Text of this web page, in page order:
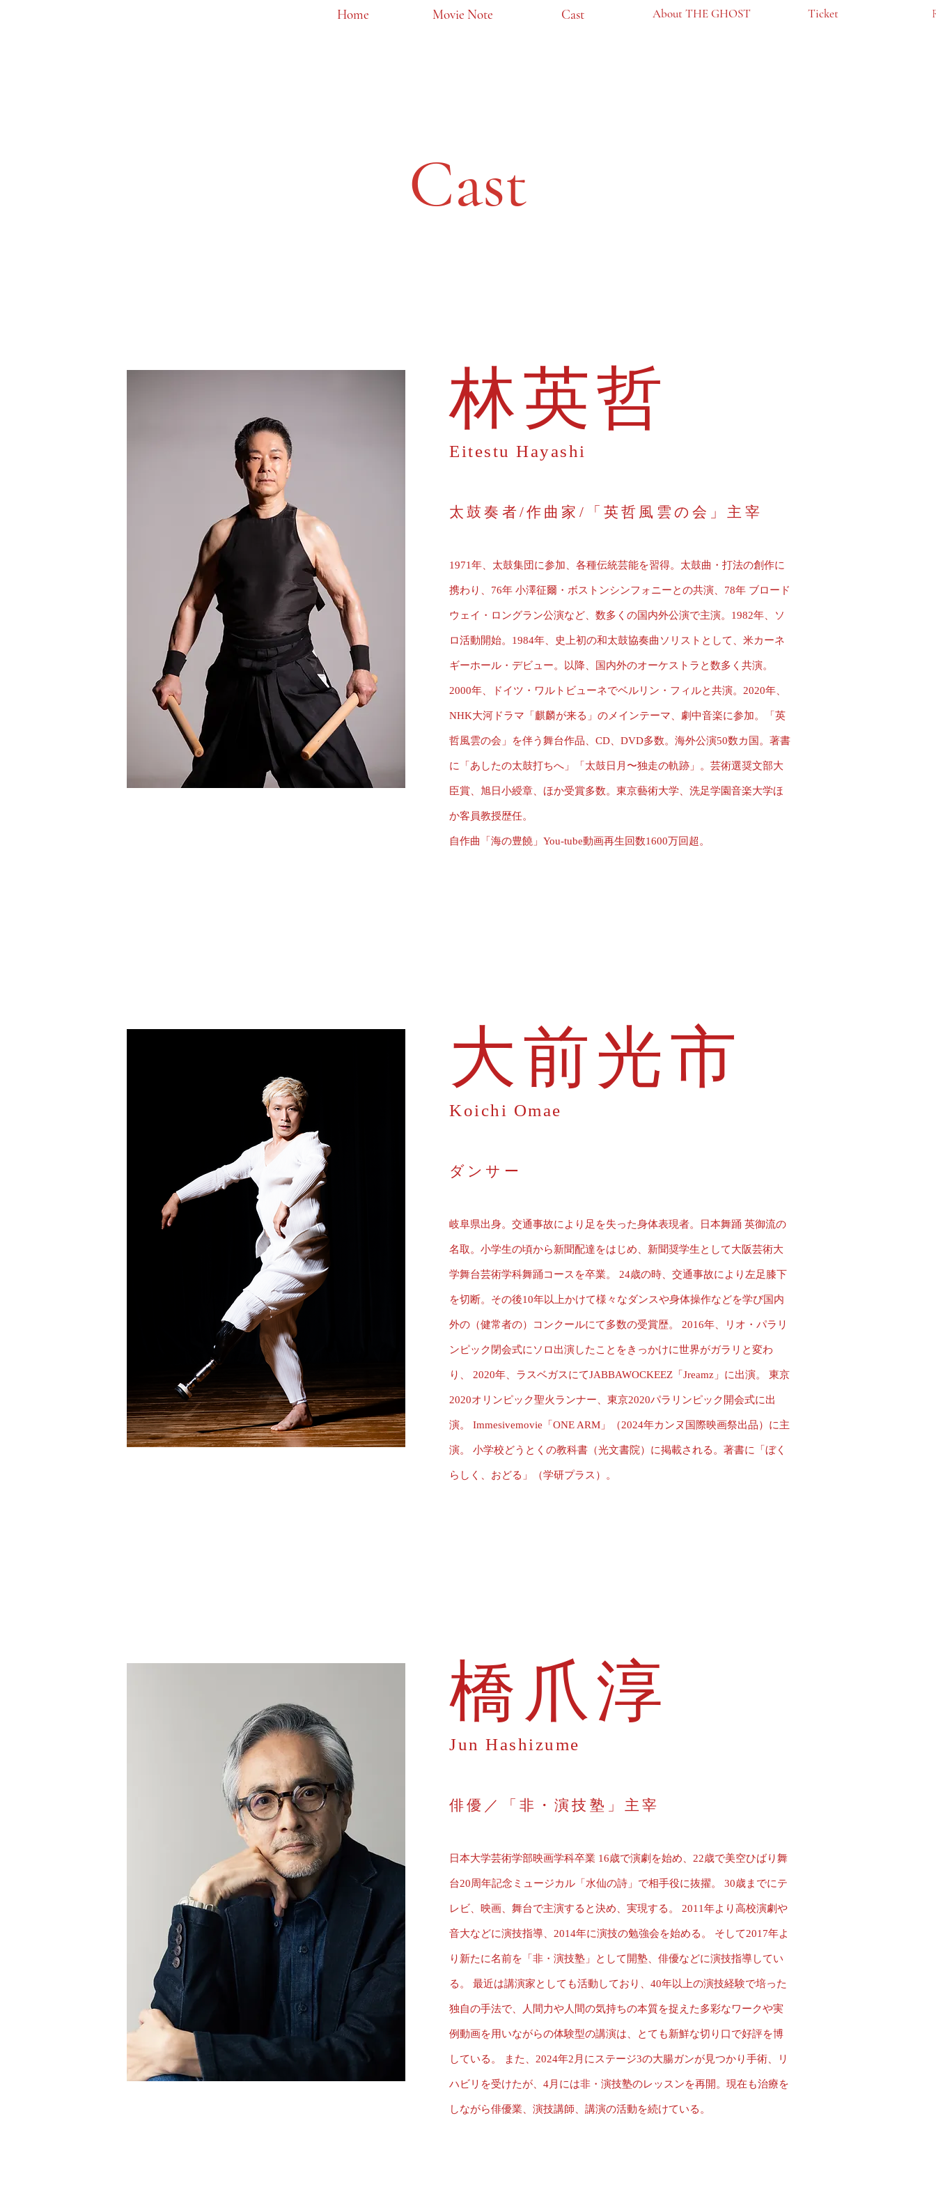
Home ​Movie Note ​Cast ​About THE GHOST ​Ticket
Cast
林英哲
Eitestu Hayashi
太鼓奏者/作曲家/「英哲風雲の会」主宰
1971年、太鼓集団に参加、各種伝統芸能を習得。太鼓曲・打法の創作に
携わり、76年 小澤征爾・ボストンシンフォニーとの共演、78年 ブロード
ウェイ・ロングラン公演など、数多くの国内外公演で主演。1982年、ソ
ロ活動開始。1984年、史上初の和太鼓協奏曲ソリストとして、米カーネ
ギーホール・デビュー。以降、国内外のオーケストラと数多く共演。
2000年、ドイツ・ワルトビューネでベルリン・フィルと共演。2020年、
NHK大河ドラマ「麒麟が来る」のメインテーマ、劇中音楽に参加。「英
哲風雲の会」を伴う舞台作品、CD、DVD多数。海外公演50数カ国。著書
に「あしたの太鼓打ちへ」「太鼓日月〜独走の軌跡」。芸術選奨文部大
臣賞、旭日小綬章、ほか受賞多数。東京藝術大学、洗足学園音楽大学ほ
か客員教授歴任。
自作曲「海の豊饒」You-tube動画再生回数1600万回超。
​大前光市​
Koichi Omae
ダンサー
岐阜県出身。交通事故により足を失った身体表現者。日本舞踊 英御流の
名取。小学生の頃から新聞配達をはじめ、新聞奨学生として大阪芸術大
学舞台芸術学科舞踊コースを卒業。 24歳の時、交通事故により左足膝下
を切断。その後10年以上かけて様々なダンスや身体操作などを学び国内
外の（健常者の）コンクールにて多数の受賞歴。 2016年、リオ・パラリ
ンピック閉会式にソロ出演したことをきっかけに世界がガラリと変わ
り、 2020年、ラスベガスにてJABBAWOCKEEZ「Jreamz」に出演。 東京
2020オリンピック聖火ランナー、東京2020パラリンピック開会式に出
演。 Immesivemovie「ONE ARM」（2024年カンヌ国際映画祭出品）に主
演。 小学校どうとくの教科書（光文書院）に掲載される。著書に「ぼく
らしく、おどる」（学研プラス）。
橋爪淳​
Jun Hashizume
俳優／「非・演技塾」主宰
日本大学芸術学部映画学科卒業 16歳で演劇を始め、22歳で美空ひばり舞
台20周年記念 ミュージカル「水仙の詩」で相手役に抜擢。 30歳までにテ
レビ、映画、舞台で主演すると決め、実現する。 2011年より高校演劇や
音大などに演技指導、2014年に演技の勉強会を始める。 そして2017年よ
り新たに名前を「非・演技塾」として開塾、俳優などに演技指導してい
る。 最近は講演家としても活動しており、40年以上の演技経験で培った
独自の手法で、人間力や人間の気持ちの本質を捉えた多彩なワークや実
例動画を用いながらの体験型の講演は、とても新鮮な切り口で好評を博
している。 また、2024年2月にステージ3の大腸ガンが見つかり手術、リ
ハビリを受けたが、4月には非・演技塾のレッスンを再開。現在も治療を
しながら俳優業、演技講師、講演の活動を続けている。